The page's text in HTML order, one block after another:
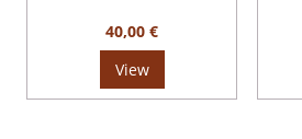
40,00 €
View